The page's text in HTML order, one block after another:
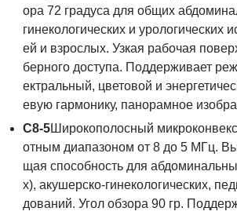
ора 72 градуса для общих
гинекологических и урологических
ей и взрослых. Узкая рабочая
берного доступа. Поддерживает
ектральный, цветовой и
евую гармонику, панорамное
C8-5Широкополосный
отным диапазоном от 8 до 5 МГц.
щая способность для
х), акушерско-гинекологических,
дований. Угол обзора 90 гр.